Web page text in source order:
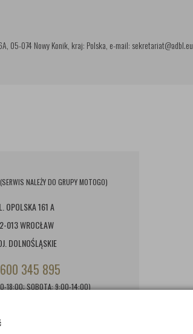
05-074 Nowy Konik, kraj: Polska, e-mail: sekretariat@adbl.eu
(SERWIS NALEŻY DO GRUPY MOTOGO)
OPOLSKA 161 A
013 WROCŁAW
DOLNOŚLĄSKIE
600 345 895
18:00; SOBOTA: 9:00-14:00)